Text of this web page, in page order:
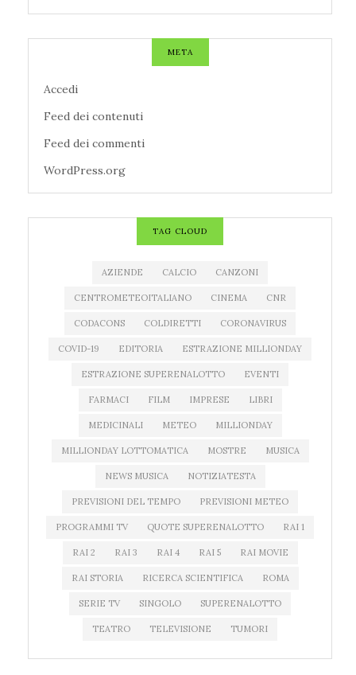
META
Accedi
Feed dei contenuti
Feed dei commenti
WordPress.org
TAG CLOUD
AZIENDE CALCIO CANZONI
CENTROMETEOITALIANO CINEMA CNR
CODACONS COLDIRETTI CORONAVIRUS
COVID-19 EDITORIA ESTRAZIONE MILLIONDAY
ESTRAZIONE SUPERENALOTTO EVENTI
FARMACI FILM IMPRESE LIBRI
MEDICINALI METEO MILLIONDAY
MILLIONDAY LOTTOMATICA MOSTRE MUSICA
NEWS MUSICA NOTIZIATESTA
PREVISIONI DEL TEMPO PREVISIONI METEO
PROGRAMMI TV QUOTE SUPERENALOTTO RAI 1
RAI 2 RAI 3 RAI 4 RAI 5 RAI MOVIE
RAI STORIA RICERCA SCIENTIFICA ROMA
SERIE TV SINGOLO SUPERENALOTTO
TEATRO TELEVISIONE TUMORI